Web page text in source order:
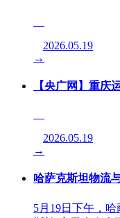
2026.05.19
→
【央广网】重庆
2026.05.19
→
哈萨克斯坦物流
5月19日下午，